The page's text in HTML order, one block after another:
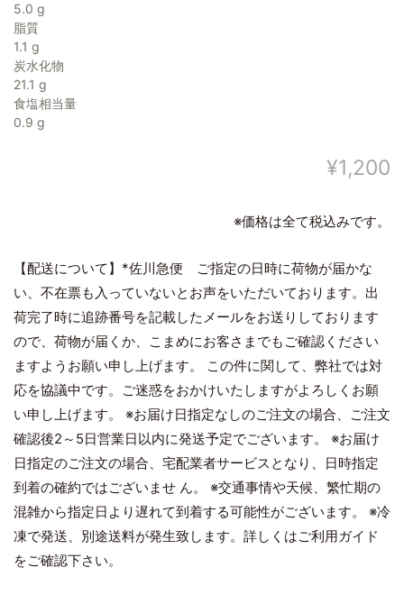
5.0 g
脂質
1.1 g
炭水化物
21.1 g
食塩相当量
0.9 g
¥1,200
※価格は全て税込みです。
【配送について】*佐川急便 ご指定の日時に荷物が届かな
い、不在票も入っていないとお声をいただいております。出
荷完了時に追跡番号を記載したメールをお送りしております
ので、荷物が届くか、こまめにお客さまでもご確認ください
ますようお願い申し上げます。 この件に関して、弊社では対
応を協議中です。ご迷惑をおかけいたしますがよろしくお願
い申し上げます。 ※お届け日指定なしのご注文の場合、ご注文
確認後2～5日営業日以内に発送予定でございます。 ※お届け
日指定のご注文の場合、宅配業者サービスとなり、日時指定
到着の確約ではございませ ん。 ※交通事情や天候、繁忙期の
混雑から指定日より遅れて到着する可能性がございます。 ※冷
凍で発送、別途送料が発生致します。詳しくはご利用ガイド
をご確認下さい。